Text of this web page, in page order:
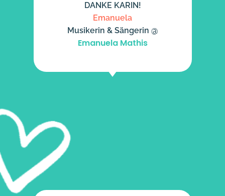
DANKE KARIN!
Emanuela
Musikerin & Sängerin @
Emanuela Mathis